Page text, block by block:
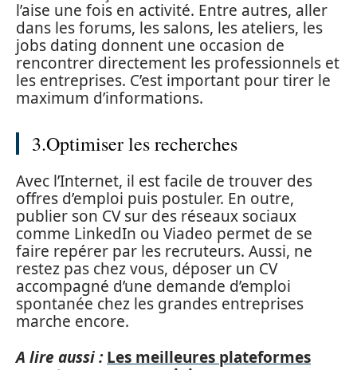
l’aise une fois en activité. Entre autres, aller
dans les forums, les salons, les ateliers, les
jobs dating donnent une occasion de
rencontrer directement les professionnels et
les entreprises. C’est important pour tirer le
maximum d’informations.
3.Optimiser les recherches
Avec l’Internet, il est facile de trouver des
offres d’emploi puis postuler. En outre,
publier son CV sur des réseaux sociaux
comme LinkedIn ou Viadeo permet de se
faire repérer par les recruteurs. Aussi, ne
restez pas chez vous, déposer un CV
accompagné d’une demande d’emploi
spontanée chez les grandes entreprises
marche encore.
A lire aussi : Les meilleures plateformes